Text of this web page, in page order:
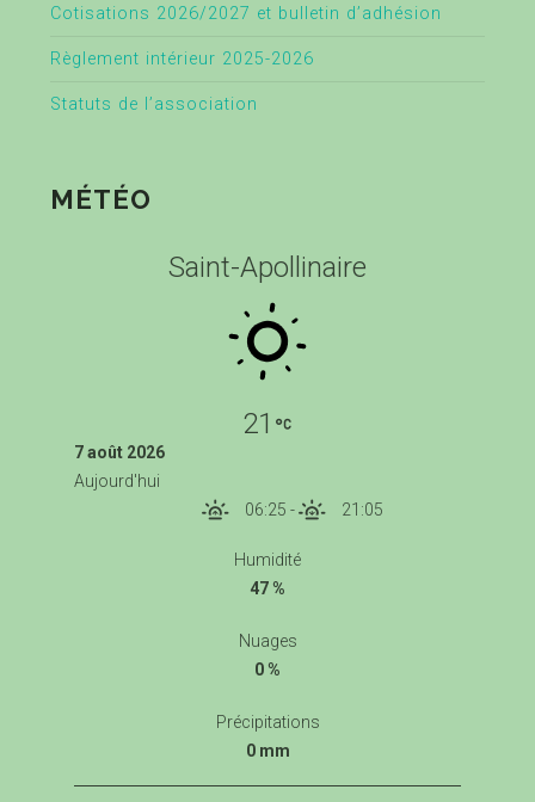
Cotisations 2026/2027 et bulletin d’adhésion
Règlement intérieur 2025-2026
Statuts de l’association
MÉTÉO
Saint-Apollinaire
21
7 août 2026
Aujourd'hui
06:25 - 21:05
Humidité
47 %
Nuages
0 %
Précipitations
0 mm